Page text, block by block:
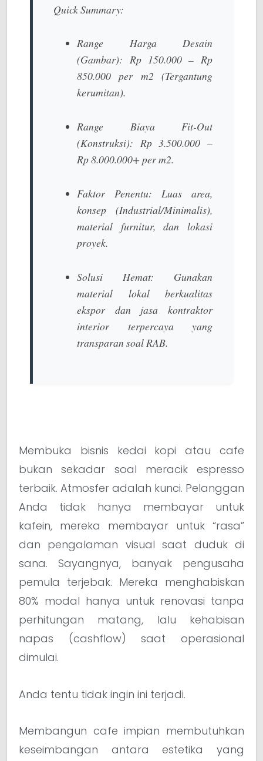
Quick Summary:
Range Harga Desain
(Gambar): Rp 150.000 – Rp
850.000 per m2 (Tergantung
kerumitan).
Range Biaya Fit-Out
(Konstruksi): Rp 3.500.000 –
Rp 8.000.000+ per m2.
Faktor Penentu: Luas area,
konsep (Industrial/Minimalis),
material furnitur, dan lokasi
proyek.
Solusi Hemat: Gunakan
material lokal berkualitas
ekspor dan jasa kontraktor
interior terpercaya yang
transparan soal RAB.
Membuka bisnis kedai kopi atau cafe
bukan sekadar soal meracik espresso
terbaik. Atmosfer adalah kunci. Pelanggan
Anda tidak hanya membayar untuk
kafein, mereka membayar untuk “rasa”
dan pengalaman visual saat duduk di
sana. Sayangnya, banyak pengusaha
pemula terjebak. Mereka menghabiskan
80% modal hanya untuk renovasi tanpa
perhitungan matang, lalu kehabisan
napas (cashflow) saat operasional
dimulai.
Anda tentu tidak ingin ini terjadi.
Membangun cafe impian membutuhkan
keseimbangan antara estetika yang